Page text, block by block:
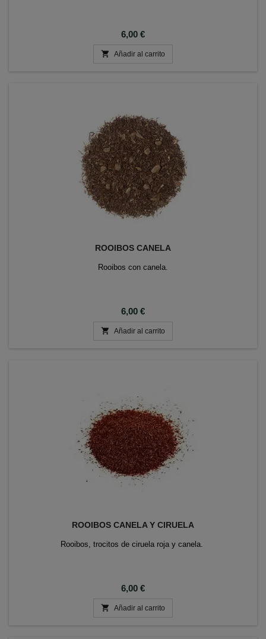
Precio
6,00 €
 Añadir al carrito
ROOIBOS CANELA
Rooibos con canela.
Precio
6,00 €
 Añadir al carrito
ROOIBOS CANELA Y CIRUELA
Rooibos, trocitos de ciruela roja y canela.
Precio
6,00 €
 Añadir al carrito